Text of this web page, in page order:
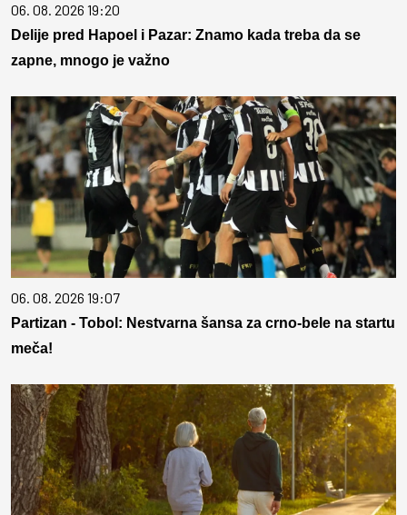
06. 08. 2026 19:20
Delije pred Hapoel i Pazar: Znamo kada treba da se
zapne, mnogo je važno
06. 08. 2026 19:07
Partizan - Tobol: Nestvarna šansa za crno-bele na startu
meča!